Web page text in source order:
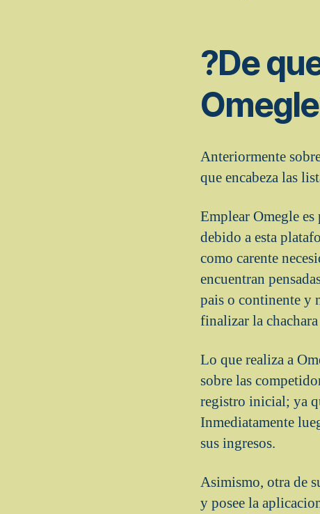
?De
Anteriormente
que encabeza las
Emplear Omegle
debido a esta
como carente
encuentran
pais o continente y
finalizar la
Lo que realiza a
sobre las
registro inicial; ya
Inmediatamente
sus ingresos.
Asimismo, otra de
y posee la